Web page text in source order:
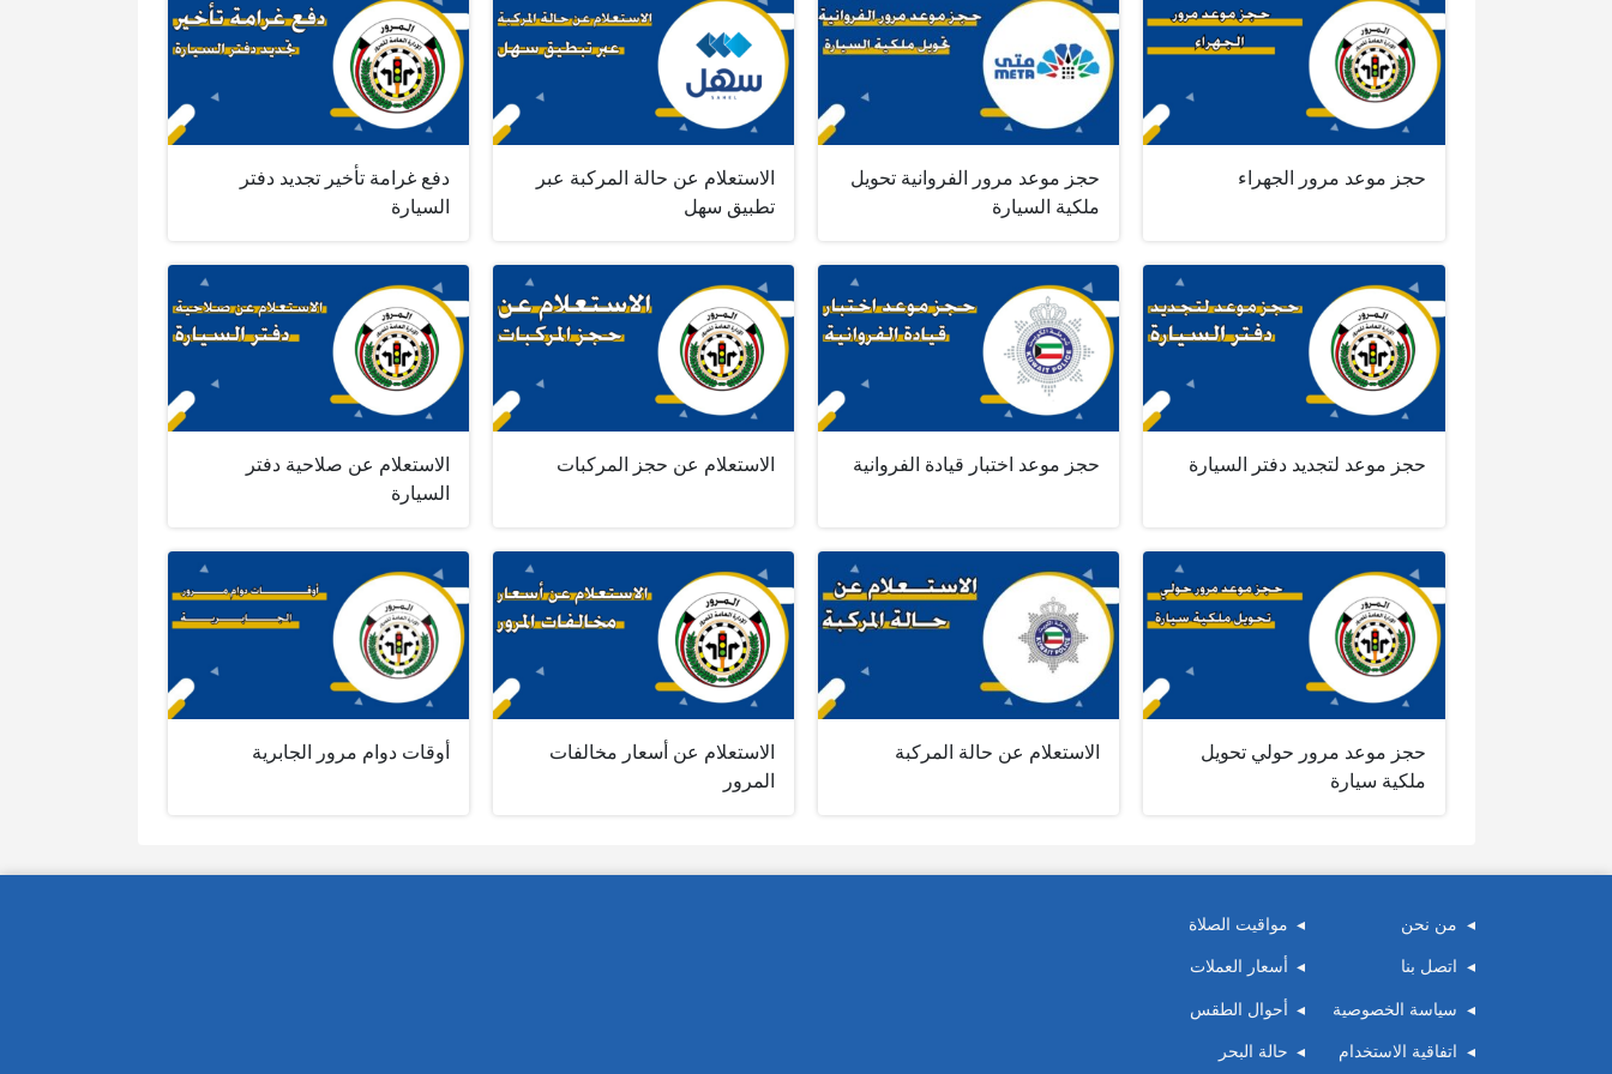
حجز موعد مرور الجهراء
حجز موعد مرور الفروانية تحويل
ملكية السيارة
الاستعلام عن حالة المركبة عبر
تطبيق سهل
دفع غرامة تأخير تجديد دفتر
السيارة
حجز موعد لتجديد دفتر السيارة حجز موعد اختبار قيادة الفروانية الاستعلام عن حجز المركبات
الاستعلام عن صلاحية دفتر
السيارة
حجز موعد مرور حولي تحويل
ملكية سيارة
الاستعلام عن حالة المركبة
الاستعلام عن أسعار مخالفات
المرور
أوقات دوام مرور الجابرية
من نحن
اتصل بنا
سياسة الخصوصية
اتفاقية الاستخدام
مواقيت الصلاة
أسعار العملات
أحوال الطقس
حالة البحر